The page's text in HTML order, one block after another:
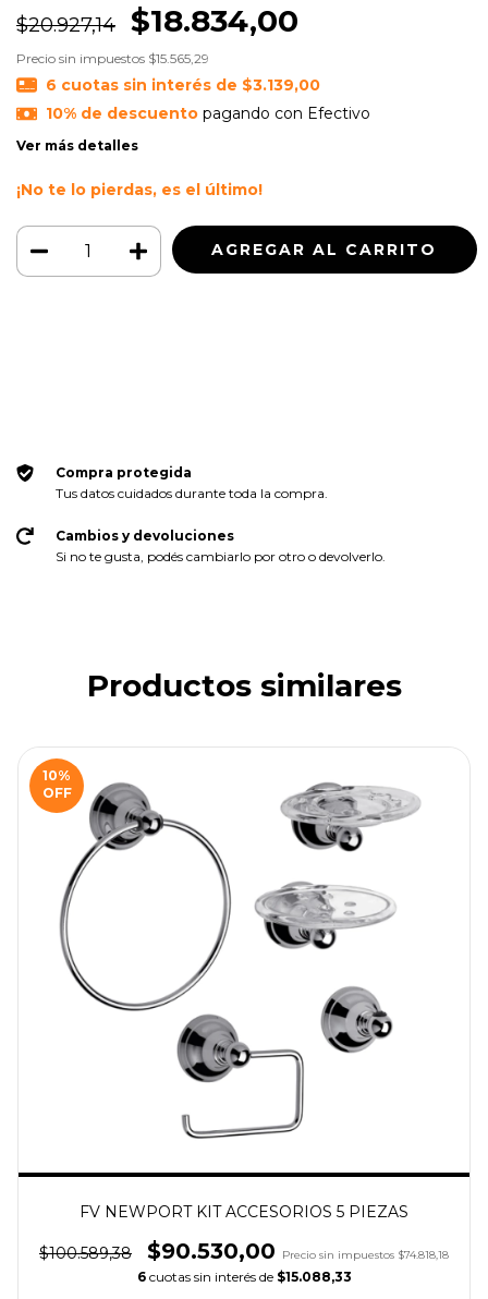
$20.927,14 $18.834,00
Precio sin impuestos $15.565,29
6 cuotas sin interés de $3.139,00
10% de descuentopagando con Efectivo
Ver más detalles
¡No te lo pierdas, es el último!
Compra protegida
Tus datos cuidados durante toda la compra.
Cambios y devoluciones
Si no te gusta, podés cambiarlo por otro o devolverlo.
Productos similares
10%
OFF
FV NEWPORT KIT ACCESORIOS 5 PIEZAS
$100.589,38 $90.530,00 Precio sin impuestos $74.818,18
6 cuotas sin interés de $15.088,33